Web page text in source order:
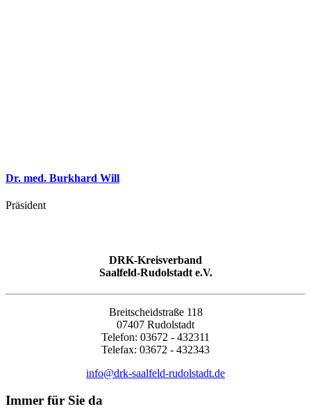
Dr. med. Burkhard Will
Präsident
DRK-Kreisverband
Saalfeld-Rudolstadt e.V.
Breitscheidstraße 118
07407 Rudolstadt
Telefon: 03672 - 432311
Telefax: 03672 - 432343
info@drk-saalfeld-rudolstadt.de
Immer für Sie da